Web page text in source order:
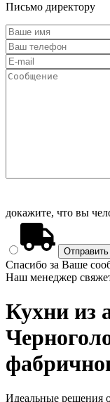
Письмо директору
докажите, что вы
Спасибо за Ваше
Наш менеджер
Кухни из
Идеальные решения